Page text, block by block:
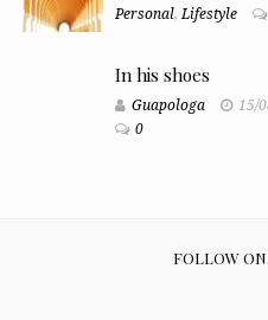
Personal,Lifestyle
In his shoes
Guapologa 15/
0
FOLLOW